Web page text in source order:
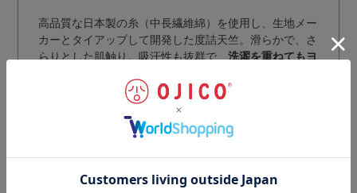
高品質な日本製の糸（中長繊維綿）を使用し、生地メー
カーとタイアップして開発した度詰天竺。滑らかで、さ
らりとした肌触り。吸汗性も抜群で、 洗濯を重ねてもヨ
濃色から淡色まで発色良く染め上がる生地は、デザイン
をより引き立てます。